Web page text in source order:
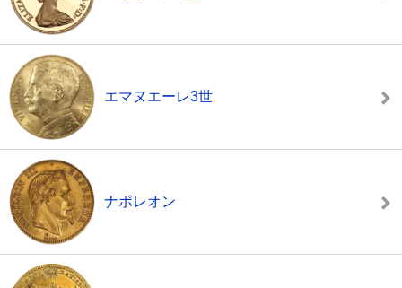
エマヌエーレ3世
ナポレオン